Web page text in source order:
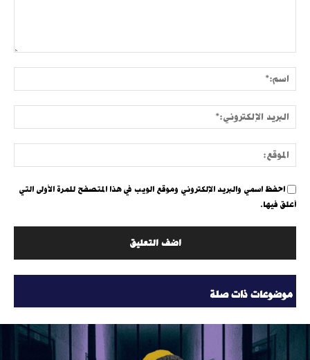
احفظ اسمي والبريد الإلكتروني وموقع الويب في هذا المتصفح للمرة الأولى التي
أعلق فيها.
موضوعات ذات صلة